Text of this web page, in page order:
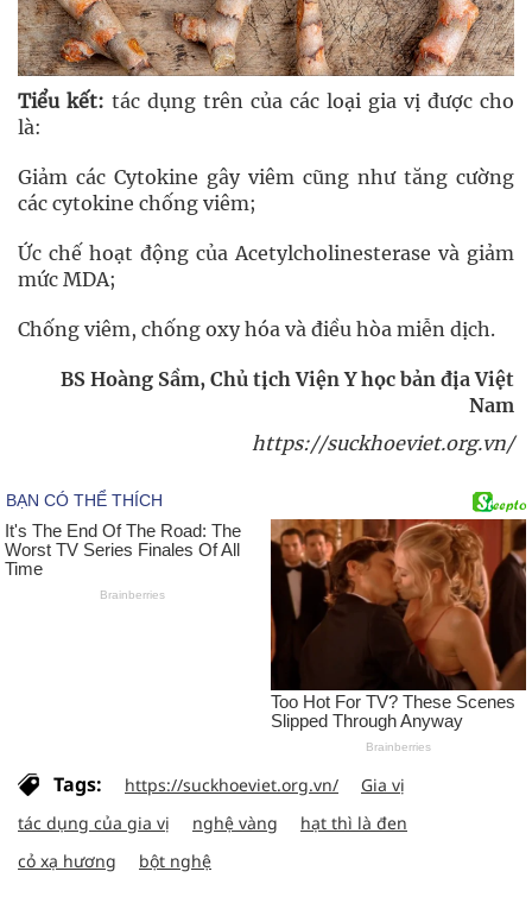
Tiểu kết: tác dụng trên của các loại gia vị được cho
là:
Giảm các Cytokine gây viêm cũng như tăng cường
các cytokine chống viêm;
Ức chế hoạt động của Acetylcholinesterase và giảm
mức MDA;
Chống viêm, chống oxy hóa và điều hòa miễn dịch.
BS Hoàng Sầm, Chủ tịch Viện Y học bản địa Việt
Nam
https://suckhoeviet.org.vn/
Tags: https://suckhoeviet.org.vn/
Gia vị
tác dụng của gia vị
nghệ vàng
hạt thì là đen
cỏ xạ hương
bột nghệ